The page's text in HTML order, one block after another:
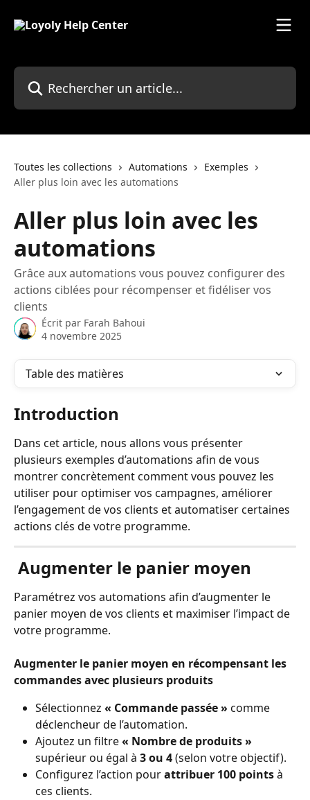
Rechercher un article...
Toutes les collections Automations
Exemples
Aller plus loin avec les automations
Aller plus loin avec les
automations
Grâce aux automations vous pouvez configurer des
actions ciblées pour récompenser et fidéliser vos
clients
Écrit par Farah Bahoui
4 novembre 2025
Table des matières
Introduction
Dans cet article, nous allons vous présenter
plusieurs exemples d’automations afin de vous
montrer concrètement comment vous pouvez les
utiliser pour optimiser vos campagnes, améliorer
l’engagement de vos clients et automatiser certaines
actions clés de votre programme.
Augmenter le panier moyen
Paramétrez vos automations afin d’augmenter le
panier moyen de vos clients et maximiser l’impact de
votre programme.
Augmenter le panier moyen en récompensant les
commandes avec plusieurs produits
Sélectionnez « Commande passée » comme
déclencheur de l’automation.
Ajoutez un filtre « Nombre de produits »
supérieur ou égal à 3 ou 4 (selon votre objectif).
Configurez l’action pour attribuer 100 points à
ces clients.